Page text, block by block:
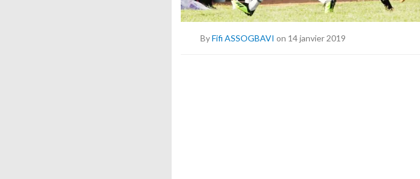
ByFifi ASSOGBAVI on 14 janvier 2019